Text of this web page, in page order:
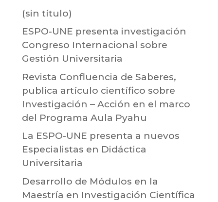
(sin título)
ESPO-UNE presenta investigación
Congreso Internacional sobre
Gestión Universitaria
Revista Confluencia de Saberes,
publica artículo científico sobre
Investigación – Acción en el marco
del Programa Aula Pyahu
La ESPO-UNE presenta a nuevos
Especialistas en Didáctica
Universitaria
Desarrollo de Módulos en la
Maestría en Investigación Científica